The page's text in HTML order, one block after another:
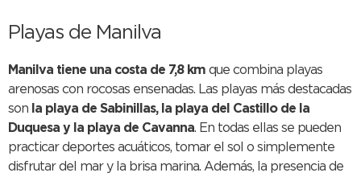
Playas de Manilva
Manilva tiene una costa de 7,8 km que combina playas
arenosas con rocosas ensenadas. Las playas más destacadas
son la playa de Sabinillas, la playa del Castillo de la
Duquesa y la playa de Cavanna. En todas ellas se pueden
practicar deportes acuáticos, tomar el sol o simplemente
disfrutar del mar y la brisa marina. Además, la presencia de